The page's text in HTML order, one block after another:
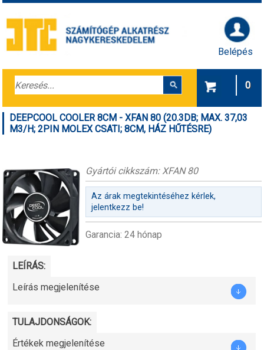
Belépés
0
DEEPCOOL COOLER 8CM - XFAN 80 (20.3DB; MAX. 37,03
M3/H; 2PIN MOLEX CSATI; 8CM, HÁZ HŰTÉSRE)
Gyártói cikkszám: XFAN 80
Az árak megtekintéséhez kérlek,
jelentkezz be!
Garancia: 24 hónap
LEÍRÁS:
Leírás megjelenítése
TULAJDONSÁGOK:
Értékek megjelenítése